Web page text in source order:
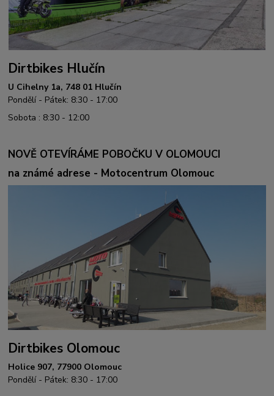
Dirtbikes Hlučín
U Cihelny 1a, 748 01 Hlučín
Pondělí - Pátek: 8:30 - 17:00
Sobota : 8:30 - 12:00
NOVĚ OTEVÍRÁME POBOČKU V OLOMOUCI
na známé adrese - Motocentrum Olomouc
Dirtbikes Olomouc
Holice 907, 77900 Olomouc
Pondělí - Pátek: 8:30 - 17:00